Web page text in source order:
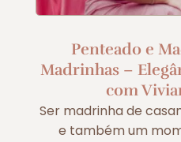
Penteado e
Madrinhas –
com
Ser madrinha de
e também um